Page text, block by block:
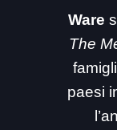
Ware
The
paesi